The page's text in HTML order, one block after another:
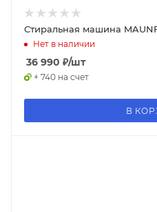
Стиральная машина
Нет в наличии
36 990 ₽/шт
+ 740 на счет
В